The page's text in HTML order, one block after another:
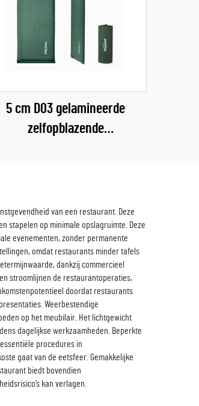
5 cm D03 gelamineerde
zelfopblazende
slaapmat
van een restaurant. Deze
stapelen op minimale opslagruimte. Deze
evenementen, zonder permanente
omdat restaurants minder tafels
dankzij commercieel
stroomlijnen de restaurantoperaties,
doordat restaurants
Weerbestendige
op het meubilair. Het lichtgewicht
dagelijkse werkzaamheden. Beperkte
procedures in
gaat van de eetsfeer. Gemakkelijke
biedt bovendien
kan verlagen.